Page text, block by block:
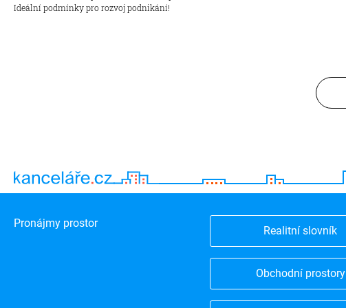
Ideální podmínky pro rozvoj podnikání!
Pronájmy prostor
Realitní slovník
Obchodní prostory